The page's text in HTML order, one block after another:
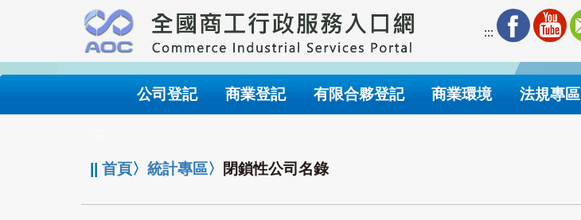
要
內
:::
公司登記 商業登記 有限合夥登記 商業環境 法規專區
||首頁〉統計專區〉 閉鎖性公司名錄